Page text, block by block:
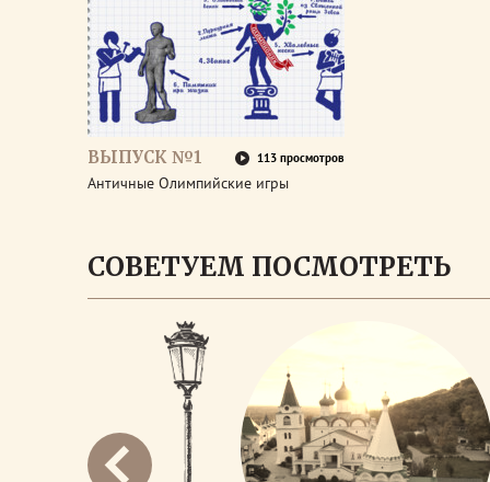
ВЫПУСК №1 113 просмотров
Античные Олимпийские игры
СОВЕТУЕМ ПОСМОТРЕТЬ